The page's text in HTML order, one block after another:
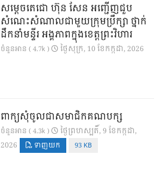
សម្តេចតេជោ ហ៊ុន សែន អញ្ជើញជួប
សំណេះសំណាលជាមួយក្រុមប្រឹក្សា ថ្នាក់
ដឹកនាំមន្ទីរ អង្គភាពក្នុងខេត្តព្រះវិហារ
ចំនួនអាន ( 4.7k ) ថ្ងៃ​សុក្រ, 10 ខែ​កក្កដា, 2026
ពាក្យសុំចូលជាសមាជិកគណបក្ស
ចំនួនអាន ( 4.3k )
ថ្ងៃ​ព្រហស្បតិ៍, 9 ខែ​កក្កដា,
2026
ទាញយក 93 KB